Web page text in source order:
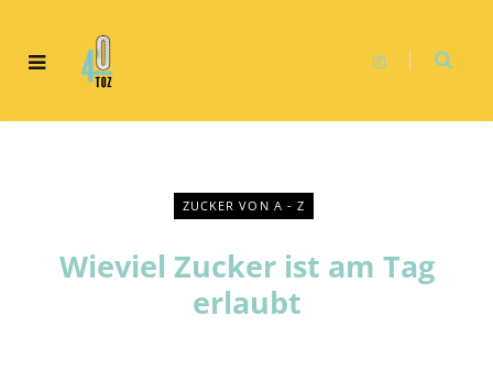
I
a
ZUCKER VON A - Z
Wieviel Zucker ist am Tag
erlaubt